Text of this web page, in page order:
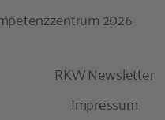
2026
RKW Newsletter
Impressum